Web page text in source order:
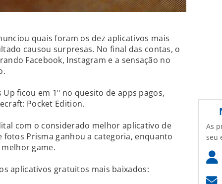
quais foram os dez aplicativos mais
causou surpresas. No final das contas, o
Facebook, Instagram e a sensação no
Up ficou em 1º no quesito de apps pagos,
Pocket Edition.
com o considerado melhor aplicativo de
fotos Prisma ganhou a categoria, enquanto
game.
aplicativos gratuitos mais baixados:
As
seu